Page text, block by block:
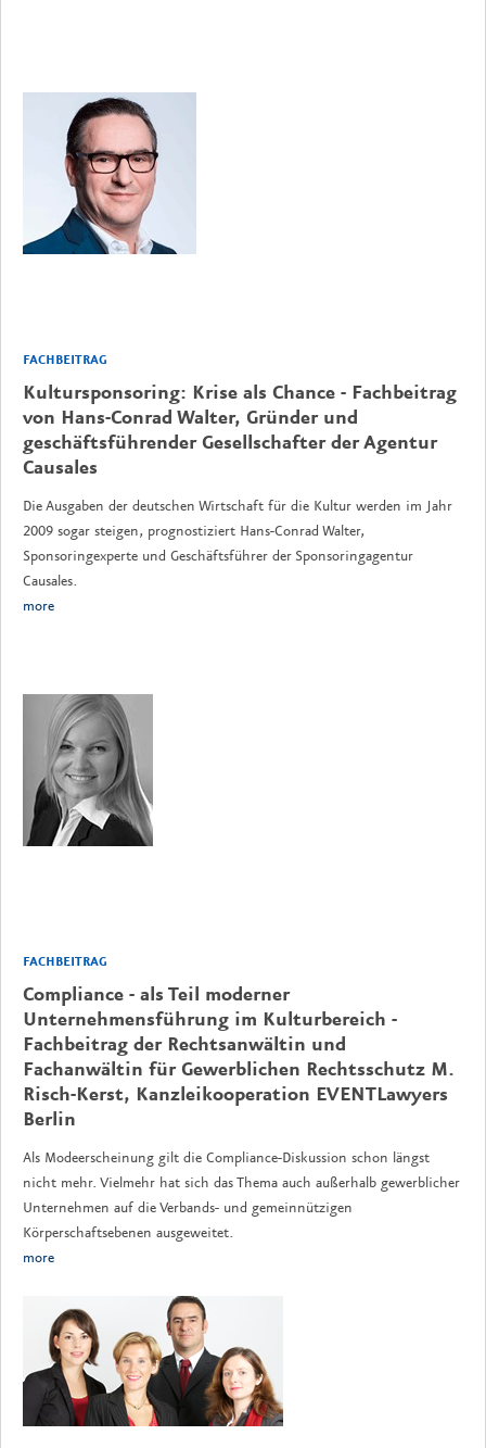
FACHBEITRAG
Kultursponsoring: Krise als Chance - Fachbeitrag
von Hans-Conrad Walter, Gründer und
geschäftsführender Gesellschafter der Agentur
Causales
Die Ausgaben der deutschen Wirtschaft für die Kultur werden im Jahr
2009 sogar steigen, prognostiziert Hans-Conrad Walter,
Sponsoringexperte und Geschäftsführer der Sponsoringagentur
Causales.
more
FACHBEITRAG
Compliance - als Teil moderner
Unternehmensführung im Kulturbereich -
Fachbeitrag der Rechtsanwältin und
Fachanwältin für Gewerblichen Rechtsschutz M.
Risch-Kerst, Kanzleikooperation EVENTLawyers
Berlin
Als Modeerscheinung gilt die Compliance-Diskussion schon längst
nicht mehr. Vielmehr hat sich das Thema auch außerhalb gewerblicher
Unternehmen auf die Verbands- und gemeinnützigen
Körperschaftsebenen ausgeweitet.
more